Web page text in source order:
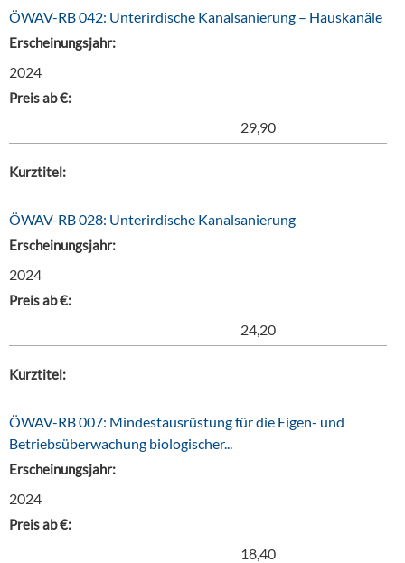
ÖWAV-RB 042: Unterirdische Kanalsanierung – Hauskanäle
Erscheinungsjahr:
2024
Preis ab €:
29,90
Kurztitel:
ÖWAV-RB 028: Unterirdische Kanalsanierung
Erscheinungsjahr:
2024
Preis ab €:
24,20
Kurztitel:
ÖWAV-RB 007: Mindestausrüstung für die Eigen- und
Betriebsüberwachung biologischer...
Erscheinungsjahr:
2024
Preis ab €:
18,40